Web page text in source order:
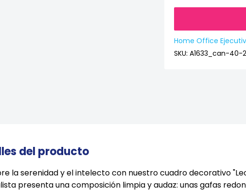
Home Office
SKU: A1633_can-40-
del producto
la serenidad y el intelecto con nuestro cuadro decorativo
presenta una composición limpia y audaz: unas gafas